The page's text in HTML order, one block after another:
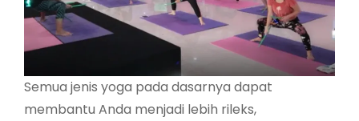
Semua jenis yoga pada dasarnya dapat
membantu Anda menjadi lebih rileks,